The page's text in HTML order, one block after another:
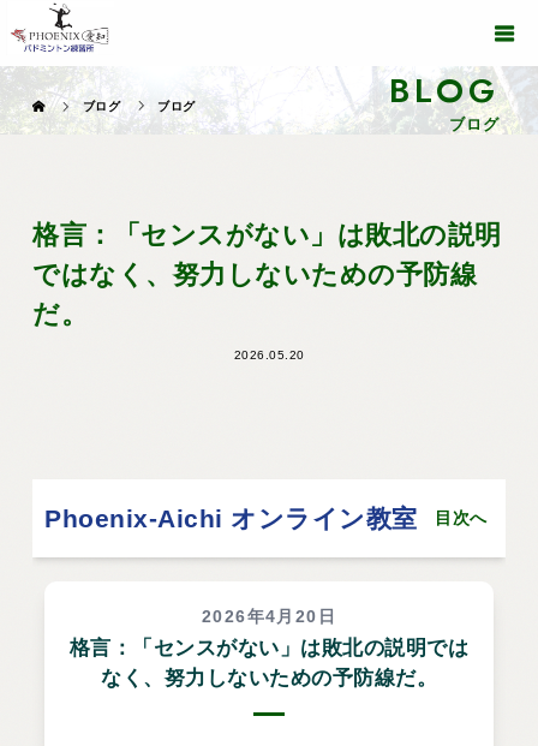
BLOG
ブログ
ブログ ブログ
格言：「センスがない」は敗北の説明
ではなく、努力しないための予防線
だ。
2026.05.20
Phoenix-Aichi オンライン教室 目次へ
2026年4月20日
格言：「センスがない」は敗北の説明では
なく、努力しないための予防線だ。